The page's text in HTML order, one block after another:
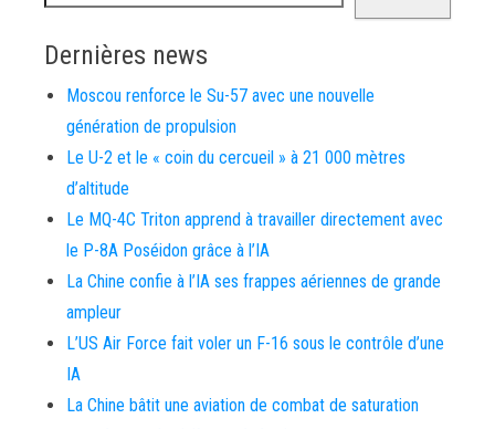
Dernières news
Moscou renforce le Su-57 avec une nouvelle
génération de propulsion
Le U-2 et le « coin du cercueil » à 21 000 mètres
d’altitude
Le MQ-4C Triton apprend à travailler directement avec
le P-8A Poséidon grâce à l’IA
La Chine confie à l’IA ses frappes aériennes de grande
ampleur
L’US Air Force fait voler un F-16 sous le contrôle d’une
IA
La Chine bâtit une aviation de combat de saturation